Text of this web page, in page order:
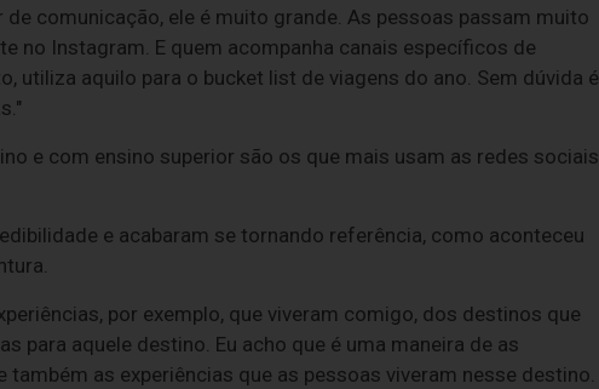
comunicação, ele é muito grande. As pessoas passam muito
no Instagram. E quem acompanha canais específicos de
utiliza aquilo para o bucket list de viagens do ano. Sem dúvida é
e com ensino superior são os que mais usam as redes sociais
e acabaram se tornando referência, como aconteceu
por exemplo, que viveram comigo, dos destinos que
para aquele destino. Eu acho que é uma maneira de as
as experiências que as pessoas viveram nesse destino.